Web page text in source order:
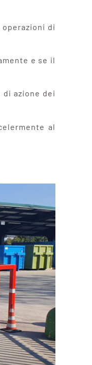
di
e se il
azione dei
al